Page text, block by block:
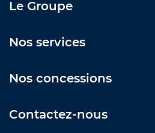
Le Groupe
Nos services
Nos concessions
Contactez-nous